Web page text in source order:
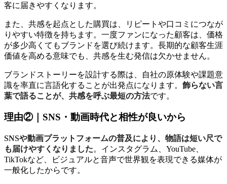
客に届きやすくなります。
また、共感を起点とした購買は、リピートや口コミにつなが
りやすい特徴を持ちます。一度ファンになった顧客は、価格
が多少高くてもブランドを選び続けます。長期的な顧客生涯
価値を高める意味でも、共感を生む発信は欠かせません。
ブランドストーリーを設計する際は、自社の原体験や課題意
識を率直に言語化することが出発点になります。 飾らない言
葉で語ることが、共感を呼ぶ最短の方法です。
理由②｜SNS・動画時代と相性が良いから
SNSや動画プラットフォームの普及により、物語は短い尺で
も届けやすくなりました。インスタグラム、YouTube、
TikTokなど、ビジュアルと音声で世界観を表現できる媒体が
一般化したからです。